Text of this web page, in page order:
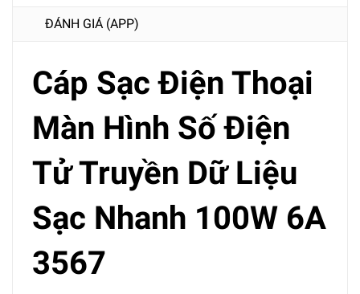
ĐÁNH GIÁ (APP)
Cáp Sạc Điện Thoại
Màn Hình Số Điện
Tử Truyền Dữ Liệu
Sạc Nhanh 100W 6A
3567